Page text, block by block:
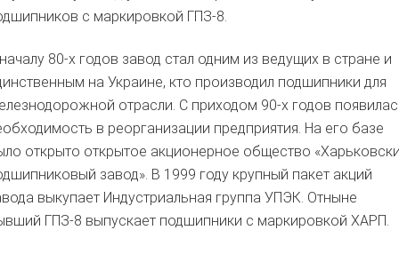
с маркировкой ГПЗ-8.
80-х годов завод стал одним из ведущих в стране и
на Украине, кто производил подшипники для
отрасли. С приходом 90-х годов
в реорганизации предприятия. На его базе
открыто открытое акционерное общество
завод». В 1999 году крупный пакет акций
выкупает Индустриальная группа УПЭК. Отныне
ГПЗ-8 выпускает подшипники с маркировкой ХАРП.